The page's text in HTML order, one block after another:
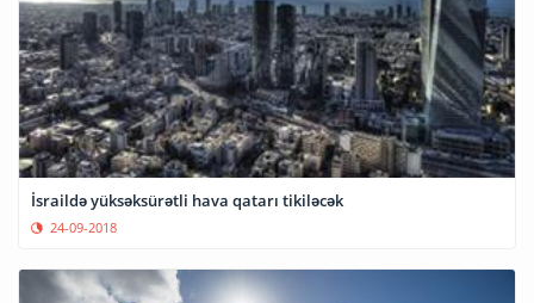
İsraildə yüksəksürətli hava qatarı tikiləcək
24-09-2018